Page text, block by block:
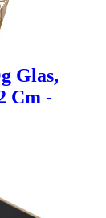
Glas,
Cm -